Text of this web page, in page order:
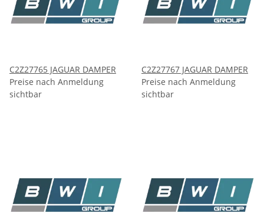
C2Z27765 JAGUAR DAMPER
Preise nach Anmeldung
sichtbar
C2Z27767 JAGUAR DAMPER
Preise nach Anmeldung
sichtbar